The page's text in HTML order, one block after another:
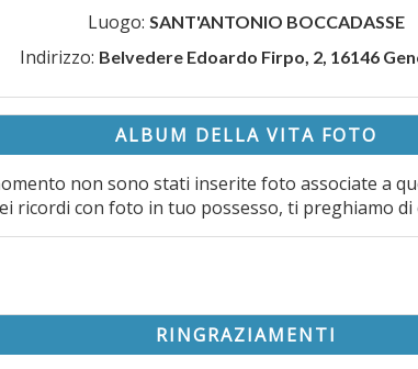
Luogo: SANT'ANTONIO BOCCADASSE
Indirizzo: Belvedere Edoardo Firpo, 2, 16146
ALBUM DELLA VITA FOTO
non sono stati inserite foto associate a
ricordi con foto in tuo possesso, ti preghiamo
RINGRAZIAMENTI